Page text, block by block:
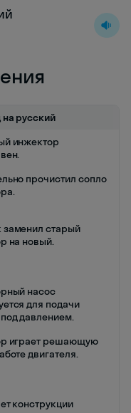
русский
инжектор
прочистил сопло
заменил старый
на новый.
насос
для подачи
давлением.
играет решающую
двигателя.
конструкции